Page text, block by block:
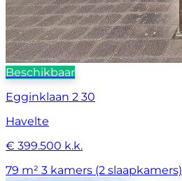
Beschikbaar
Egginklaan 2 30
Havelte
€ 399.500 k.k.
79 m² 3 kamers (2 slaapkamers)